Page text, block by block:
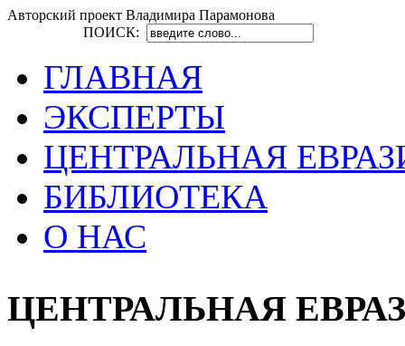
Авторский проект Владимира Парамонова
ПОИСК:
ГЛАВНАЯ
ЭКСПЕРТЫ
ЦЕНТРАЛЬНАЯ
БИБЛИОТЕКА
О НАС
ЦЕНТРАЛЬНАЯ